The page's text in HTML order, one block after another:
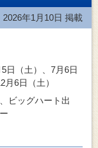
索
2026年1月10日 掲載
日（土）、7月6日
月6日（土）
ビッグハート出